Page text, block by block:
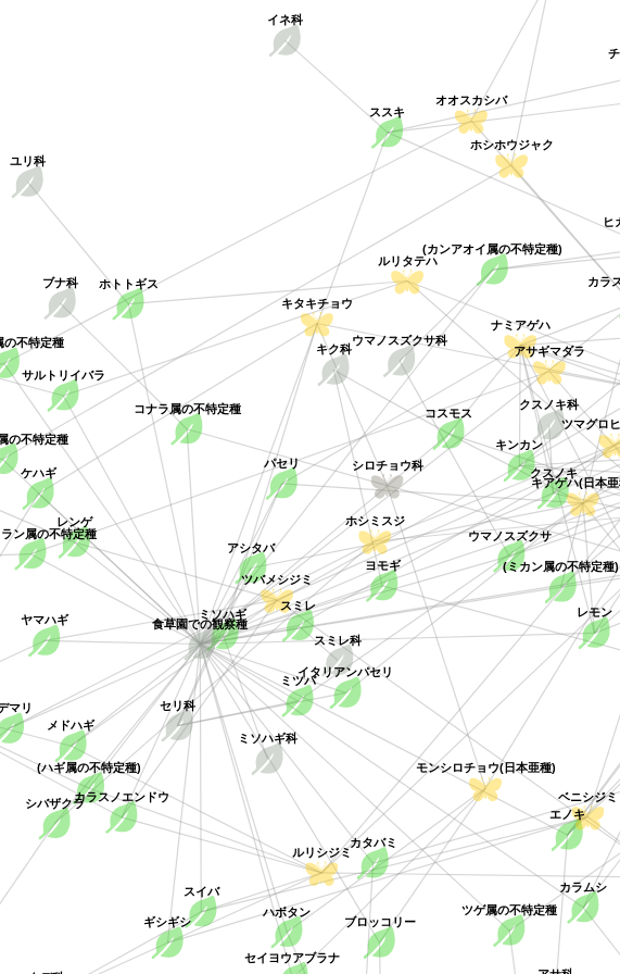
ウマノスズクサ科
ウマノスズクサ
ヤマハギ
ツバメシジミ
メドハギ
レンゲ
カラスノエンドウ
クスノキ科
クスノキ
エノキ
サルトリイバラ
ルリタテハ
ユリ科
ホトトギス
イネ科
ススキ
ヒ
(カンアオイ属の不特定種)
スイバ
ベニシジミ
ギシギシ
マリ
ホシミスジ
カラ
キンカン
(ミカン属の不特定種)
キアゲハ(日本亜
セリ科
アシタバ
レモン
キク科
コスモス
ミツバ
パセリ
イタリアンパセリ
ナミアゲハ
セイヨウアブラナ
シロチョウ科
モンシロチョウ(日本亜種)
ハボタン
ブロッコリー
カタバミ
ヨモギ
カラムシ
ミソハギ科
ミソハギ
キタキチョウ
シバザクラ
スミレ科
スミレ
ツマグロ
(ハギ属の不特定種)
ルリシジミ
ケハギ
の不特定種
オオスカシバ
ツゲ属の不特定種
の不特定種
ホシホウジャク
ン属の不特定種
アサギマダラ
ブナ科
コナラ属の不特定種
食草園での観察種